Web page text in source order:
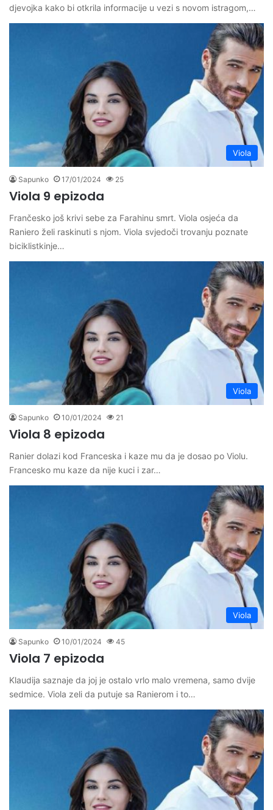
djevojka kako bi otkrila informacije u vezi s novom istragom,…
Viola
Sapunko 17/01/2024 25
Viola 9 epizoda
Frančesko još krivi sebe za Farahinu smrt. Viola osjeća da
Raniero želi raskinuti s njom. Viola svjedoči trovanju poznate
biciklistkinje…
Viola
Sapunko 10/01/2024 21
Viola 8 epizoda
Ranier dolazi kod Franceska i kaze mu da je dosao po Violu.
Francesko mu kaze da nije kuci i zar…
Viola
Sapunko 10/01/2024 45
Viola 7 epizoda
Klaudija saznaje da joj je ostalo vrlo malo vremena, samo dvije
sedmice. Viola zeli da putuje sa Ranierom i to…